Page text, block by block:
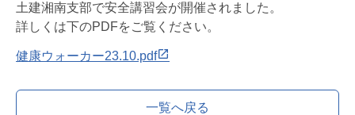
土建湘南支部で安全講習会が開催されました。
詳しくは下のPDFをご覧ください。
健康ウォーカー23.10.pdf
一覧へ戻る